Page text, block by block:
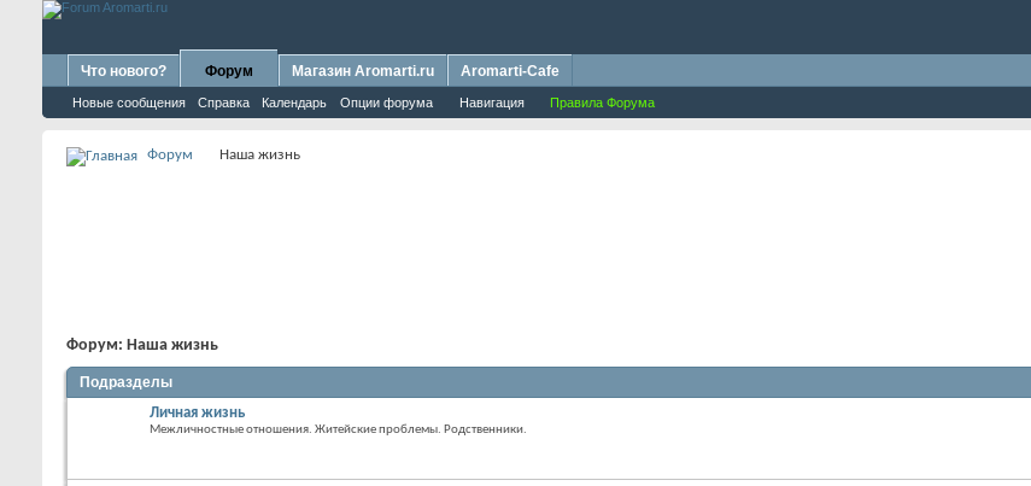
Что нового? Форум
Новые сообщения Справка Календарь Опции форума Навигация Правила Форума
Магазин Aromarti.ru Aromarti-Cafe
Форум Наша жизнь
Форум: Наша жизнь
Подразделы
Личная жизнь
Межличностные отношения. Житейские проблемы. Родственники.